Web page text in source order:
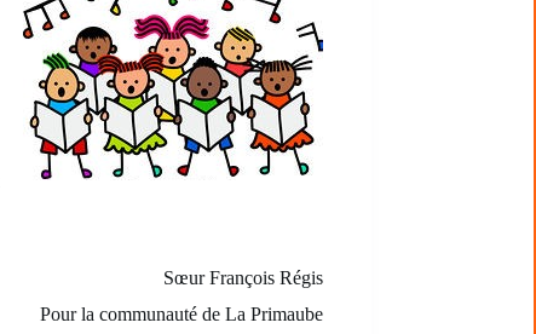
Sœur François Régis
Pour la communauté de La Primaube